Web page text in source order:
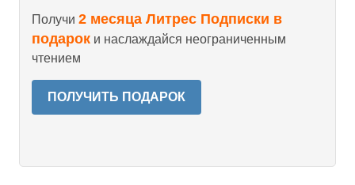
Получи 2 месяца Литрес Подписки в
подарок и наслаждайся неограниченным
чтением
ПОЛУЧИТЬ ПОДАРОК